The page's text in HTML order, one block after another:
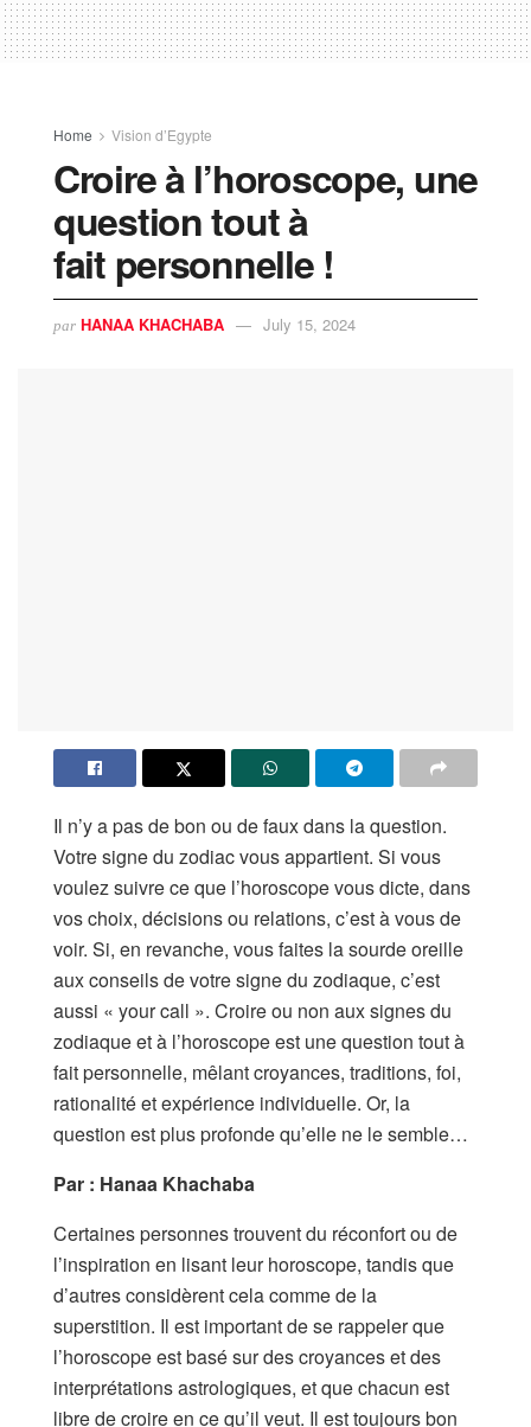
Home Vision d’Egypte
Croire à l’horoscope, une
question tout à
fait personnelle !
par HANAA KHACHABA July 15, 2024
Il n’y a pas de bon ou de faux dans la question.
Votre signe du zodiac vous appartient. Si vous
voulez suivre ce que l’horoscope vous dicte, dans
vos choix, décisions ou relations, c’est à vous de
voir. Si, en revanche, vous faites la sourde oreille
aux conseils de votre signe du zodiaque, c’est
aussi « your call ». Croire ou non aux signes du
zodiaque et à l’horoscope est une question tout à
fait personnelle, mêlant croyances, traditions, foi,
rationalité et expérience individuelle. Or, la
question est plus profonde qu’elle ne le semble…
Par : Hanaa Khachaba
Certaines personnes trouvent du réconfort ou de
l’inspiration en lisant leur horoscope, tandis que
d’autres considèrent cela comme de la
superstition. Il est important de se rappeler que
l’horoscope est basé sur des croyances et des
interprétations astrologiques, et que chacun est
libre de croire en ce qu’il veut. Il est toujours bon